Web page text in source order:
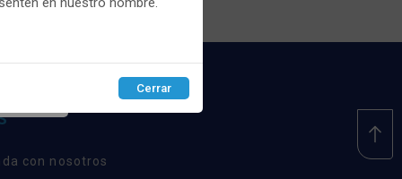
con nosotros
Cerrar